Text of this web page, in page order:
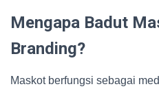
Mengapa Badut
Branding?
Maskot berfungsi sebagai